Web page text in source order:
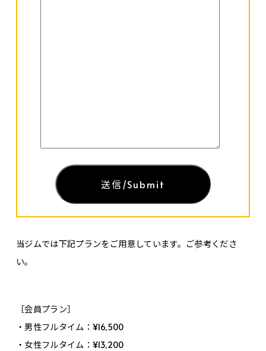
当ジムでは下記プランをご用意しています。ご参考くださ
い。
［会員プラン］
・男性フルタイム：¥16,500
・女性フルタイム：¥13,200